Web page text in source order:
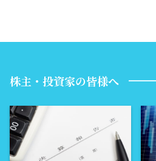
株主・投資家の皆様へ